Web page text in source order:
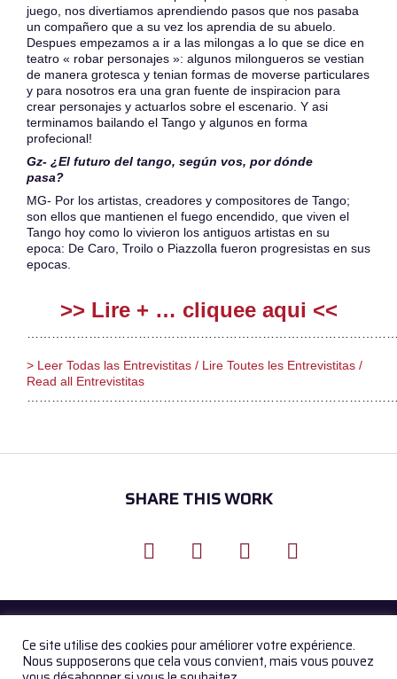
juego, nos divertiamos aprendiendo pasos que nos pasaba
un compañero que a su vez los aprendia de su abuelo.
Despues empezamos a ir a las milongas a lo que se dice en
teatro « robar personajes »: algunos milongueros se vestian
de manera grotesca y tenian formas de moverse particulares
y para nosotros era una gran fuente de inspiracion para
crear personajes y actuarlos sobre el escenario. Y asi
terminamos bailando el Tango y algunos en forma
profecional!
Gz- ¿El futuro del tango, según vos, por dónde
pasa?
MG- Por los artistas, creadores y compositores de Tango;
son ellos que mantienen el fuego encendido, que viven el
Tango hoy como lo vivieron los antiguos artistas en su
epoca: De Caro, Troilo o Piazzolla fueron progresistas en sus
epocas.
>> Lire + … cliquee aqui <<
> Leer Todas las Entrevistitas / Lire Toutes les Entrevistitas /
Read all Entrevistitas
SHARE THIS WORK
© GAZZETTA TANGO 2017. All Rights Reserved
Ce site utilise des cookies pour améliorer votre expérience.
Nous supposerons que cela vous convient, mais vous pouvez